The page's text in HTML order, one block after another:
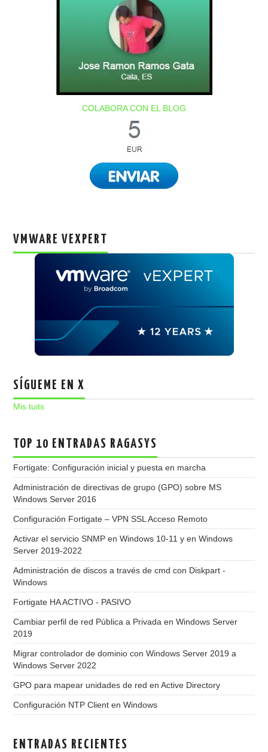
COLABORA CON EL BLOG
VMWARE VEXPERT
SÍGUEME EN X
Mis tuits
TOP 10 ENTRADAS RAGASYS
Fortigate: Configuración inicial y puesta en marcha
Administración de directivas de grupo (GPO) sobre MS
Windows Server 2016
Configuración Fortigate – VPN SSL Acceso Remoto
Activar el servicio SNMP en Windows 10-11 y en Windows
Server 2019-2022
Administración de discos a través de cmd con Diskpart -
Windows
Fortigate HA ACTIVO - PASIVO
Cambiar perfil de red Pública a Privada en Windows Server
2019
Migrar controlador de dominio con Windows Server 2019 a
Windows Server 2022
GPO para mapear unidades de red en Active Directory
Configuración NTP Client en Windows
ENTRADAS RECIENTES